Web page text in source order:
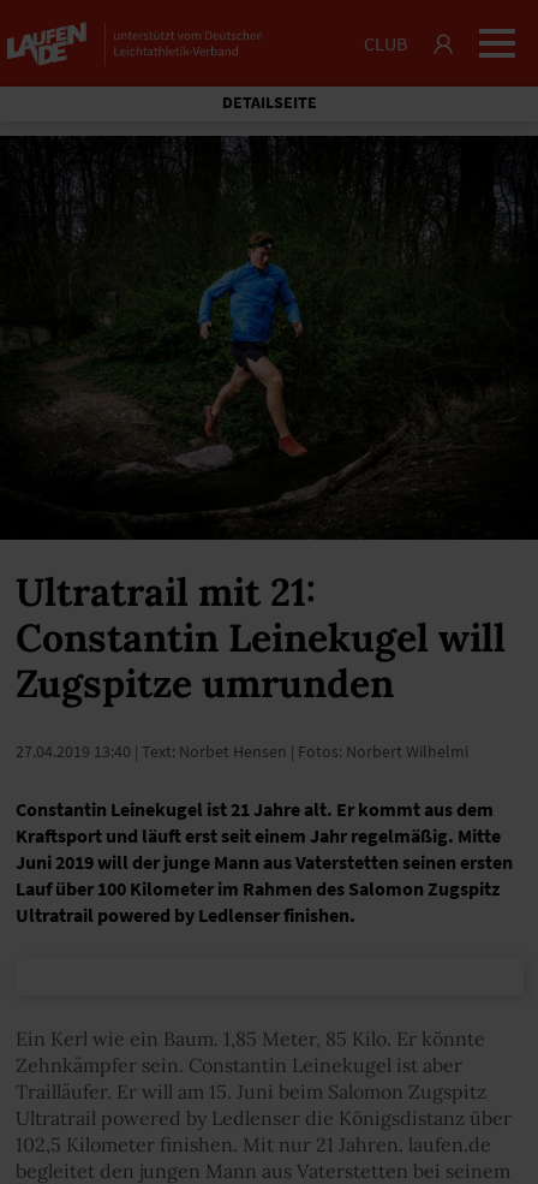
CLUB
DETAILSEITE
Ultratrail mit 21:
Constantin Leinekugel will
Zugspitze umrunden
27.04.2019 13:40 | Text: Norbet Hensen | Fotos: Norbert Wilhelmi
Constantin Leinekugel ist 21 Jahre alt. Er kommt aus dem
Kraftsport und läuft erst seit einem Jahr regelmäßig. Mitte
Juni 2019 will der junge Mann aus Vaterstetten seinen ersten
Lauf über 100 Kilometer im Rahmen des Salomon Zugspitz
Ultratrail powered by Ledlenser finishen.
Ein Kerl wie ein Baum. 1,85 Meter, 85 Kilo. Er könnte
Zehnkämpfer sein. Constantin Leinekugel ist aber
Trailläufer. Er will am 15. Juni beim Salomon Zugspitz
Ultratrail powered by Ledlenser die Königsdistanz über
102,5 Kilometer finishen. Mit nur 21 Jahren. laufen.de
begleitet den jungen Mann aus Vaterstetten bei seinem